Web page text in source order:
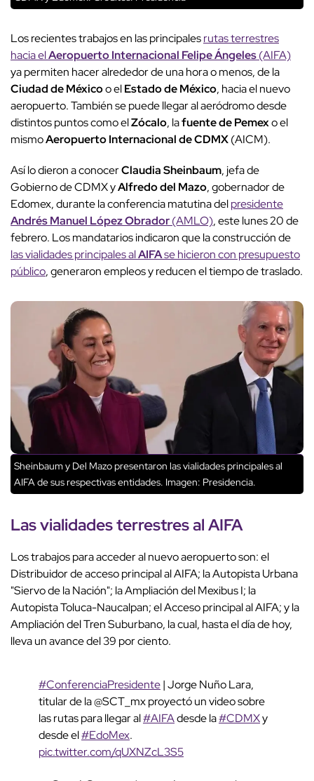
Los recientes trabajos en las principalesrutas terrestres
hacia elAeropuerto Internacional Felipe Ángeles(AIFA)
ya permiten hacer alrededor de una hora o menos, de la
Ciudad de Méxicoo elEstado de México, hacia el nuevo
aeropuerto. También se puede llegar al aeródromo desde
distintos puntos como elZócalo, lafuente de Pemexo el
mismoAeropuerto Internacional de CDMX(AICM).
Así lo dieron a conocerClaudia Sheinbaum, jefa de
Gobierno de CDMX yAlfredo del Mazo, gobernador de
Edomex, durante la conferencia matutina delpresidente
Andrés Manuel López Obrador(AMLO), este lunes 20 de
febrero. Los mandatarios indicaron que la construcción de
las vialidades principales alAIFAse hicieron con presupuesto
público, generaron empleos y reducen el tiempo de traslado.
Sheinbaum y Del Mazo presentaron las vialidades principales al
AIFA de sus respectivas entidades. Imagen: Presidencia.
Las vialidades terrestres al AIFA
Los trabajos para acceder al nuevo aeropuerto son: el
Distribuidor de acceso principal al AIFA; la Autopista Urbana
"Siervo de la Nación"; la Ampliación del Mexibus I; la
Autopista Toluca-Naucalpan; el Acceso principal al AIFA; y la
Ampliación del Tren Suburbano, la cual, hasta el día de hoy,
lleva un avance del 39 por ciento.
#ConferenciaPresidente| Jorge Nuño Lara,
titular de la @SCT_mx proyectó un video sobre
las rutas para llegar al#AIFAdesde la#CDMXy
desde el#EdoMex.
pic.twitter.com/qUXNZcL3S5